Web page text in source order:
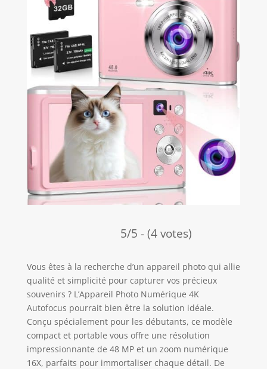
5/5 - (4 votes)
Vous êtes à la recherche d’un appareil photo qui allie
qualité et simplicité pour capturer vos précieux
souvenirs ? L’Appareil Photo Numérique 4K
Autofocus pourrait bien être la solution idéale.
Conçu spécialement pour les débutants, ce modèle
compact et portable vous offre une résolution
impressionnante de 48 MP et un zoom numérique
16X, parfaits pour immortaliser chaque détail. De